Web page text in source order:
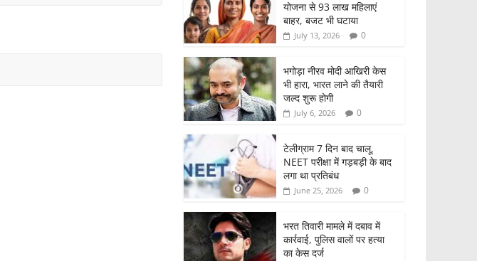
k
योजना से 93 लाख महिलाएं
बाहर, बजट भी घटाया
July 13, 2026 0
भगोड़ा नीरव मोदी आखिरी केस
भी हारा, भारत लाने की तैयारी
जल्द शुरू होगी
July 6, 2026 0
टेलीग्राम 7 दिन बाद चालू,
NEET परीक्षा में गड़बड़ी के बाद
लगा था प्रतिबंध
June 25, 2026 0
भरत तिवारी मामले में दबाव में
कार्रवाई, पुलिस वालों पर हत्या
का केस दर्ज